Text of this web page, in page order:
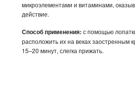
микроэлементами и витаминами,
действие.
Способ применения: с помощью
расположить их на веках заостренным
15–20 минут, слегка прижать.